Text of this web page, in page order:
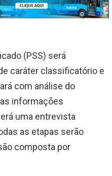
(PSS) será
caráter classificatório e
com análise do
informações
uma entrevista
as etapas serão
composta por